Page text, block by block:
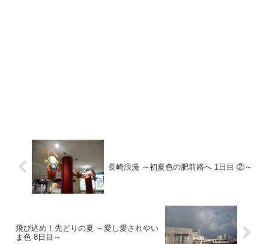
長崎浪漫 ～初夏色の肥前路へ 1日目 ②～
飛び込め！先どりの夏 ～愛し愛されやい
ま色 8日目～